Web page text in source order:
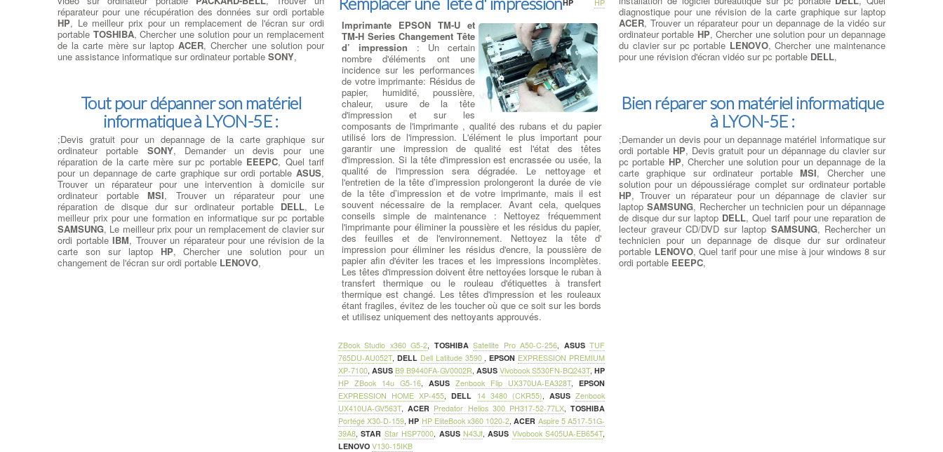
réparateur pour une récupération des données sur ordi portable
HP, Le meilleur prix pour un remplacement de l'écran sur ordi
portable TOSHIBA, Chercher une solution pour un remplacement
de la carte mère sur laptopACER, Chercher une solution pour
une assistance informatique sur ordinateur portable SONY,
Tout pour dépanner son matériel
informatique à LYON-5E :
;Devis gratuit pour un depannage de la carte graphique sur
ordinateur portable SONY, Demander un devis pour une
réparation de la carte mère sur pc portable EEEPC, Quel tarif
pour un depannage de carte graphique sur ordi portable ASUS,
Trouver un réparateur pour une intervention à domicile sur
ordinateur portableMSI, Trouver un réparateur pour une
réparation de disque dur sur ordinateur portable DELL, Le
meilleur prix pour une formation en informatique sur pc portable
SAMSUNG, Le meilleur prix pour un remplacement de clavier sur
ordi portable IBM, Trouver un réparateur pour une révision de la
carte son sur laptop HP, Chercher une solution pour un
changement de l'écran sur ordi portable LENOVO,
Imprimante EPSON TM-U et
TM-H Series Changement Tête
d’ impression : Un certain
nombre d'éléments ont une
incidence sur les performances
de votre imprimante: Résidus de
papier, humidité, poussière,
chaleur, usure de la tête
d'impression et sur les
composants de l'imprimante , qualité des rubans et du papier
utilisé lors de l'impression. L'élément le plus important pour
garantir une impression de qualité est l'état des têtes
d'impression. Si la tête d'impression est encrassée ou usée, la
qualité de l'impression sera dégradée. Le nettoyage et
l'entretien de la tête d’impression prolongeront la durée de vie
de la tête d’impression et de votre imprimante, mais il est
souvent nécessaire de la remplacer. Avant cela, quelques
conseils simple de maintenance : Nettoyez fréquemment
l'imprimante pour éliminer la poussière et les résidus du papier,
des feuilles et de l'environnement. Nettoyez la tête d'
impression pour éliminer les résidus d'encre, la poussière de
papier afin d'éviter les traces et les impressions incomplètes.
Les têtes d'impression doivent être nettoyées lorsque le ruban à
transfert thermique ou le rouleau d'étiquettes à transfert
thermique est changé. Les têtes d'impression et les rouleaux
étant fragiles, évitez de les toucher où que ce soit sur les bords
et utilisez uniquement des nettoyants approuvés.
HP HP
ZBook Studio x360 G5-2, TOSHIBA Satellite Pro A50-C-256, ASUS TUF
765DU-AU052T, DELL Dell Latitude 3590 ,EPSON EXPRESSION PREMIUM
XP-7100, ASUS B9 B9440FA-GV0002R, ASUS Vivobook S530FN-BQ243T, HP
HP ZBook 14u G5-16, ASUS Zenbook Flip UX370UA-EA328T, EPSON
EXPRESSION HOME XP-455,DELL 14 3480 (CKR55), ASUS Zenbook
UX410UA-GV563T,ACER Predator Helios 300 PH317-52-77LX,TOSHIBA
Portégé X30-D-159,HP HP EliteBook x360 1020-2,ACER Aspire 5 A517-51G-
39A8,STAR Star HSP7000, ASUS N43Jf,ASUS Vivobook S405UA-EB654T,
LENOVO V130-15IKB
diagnostique pour une révision de la carte graphique sur laptop
ACER, Trouver un réparateur pour un depannage de la vidéo sur
ordinateur portable HP, Chercher une solution pour un depannage
du clavier sur pc portable LENOVO, Chercher une maintenance
pour une révision d'écran vidéo sur pc portable DELL,
Bien réparer son matériel informatique
à LYON-5E :
;Demander un devis pour un depannage matériel informatique sur
ordi portable HP, Devis gratuit pour un dépannage du clavier sur
pc portable HP, Chercher une solution pour un depannage de la
carte graphique sur ordinateur portableMSI, Chercher une
solution pour un dépoussiérage complet sur ordinateur portable
HP, Trouver un réparateur pour un dépannage de clavier sur
laptop SAMSUNG, Rechercher un technicien pour un dépannage
de disque dur sur laptop DELL, Quel tarif pour une reparation de
lecteur graveur CD/DVD sur laptop SAMSUNG, Rechercher un
technicien pour un depannage de disque dur sur ordinateur
portable LENOVO, Quel tarif pour une mise à jour windows 8 sur
ordi portable EEEPC,